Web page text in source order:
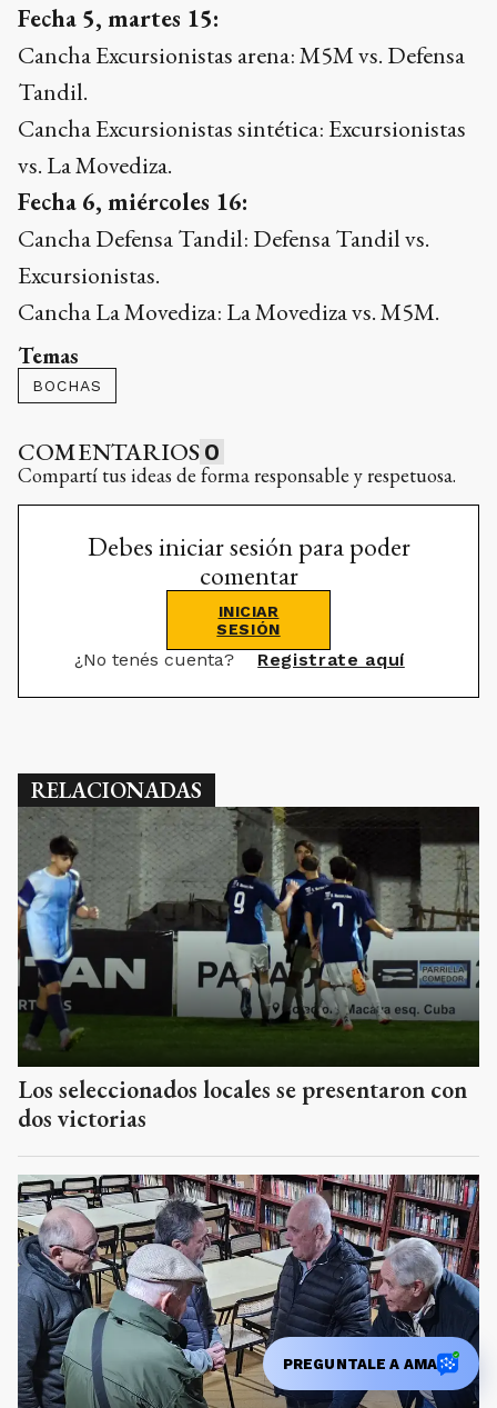
Fecha 5, martes 15:
Cancha Excursionistas arena: M5M vs. Defensa
Tandil.
Cancha Excursionistas sintética: Excursionistas
vs. La Movediza.
Fecha 6, miércoles 16:
Cancha Defensa Tandil: Defensa Tandil vs.
Excursionistas.
Cancha La Movediza: La Movediza vs. M5M.
Temas
BOCHAS
COMENTARIOS 0
Compartí tus ideas de forma responsable y respetuosa.
Debes iniciar sesión para poder
comentar
INICIAR
SESIÓN
¿No tenés cuenta? Registrate aquí
RELACIONADAS
Los seleccionados locales se presentaron con
dos victorias
PREGUNTALE A AMA